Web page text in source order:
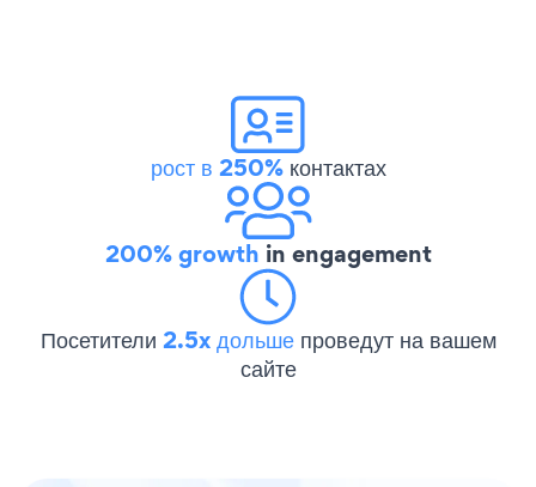
рост в 250%контактах
200% growth in engagement
Посетители 2.5x дольше проведут на вашем
сайте